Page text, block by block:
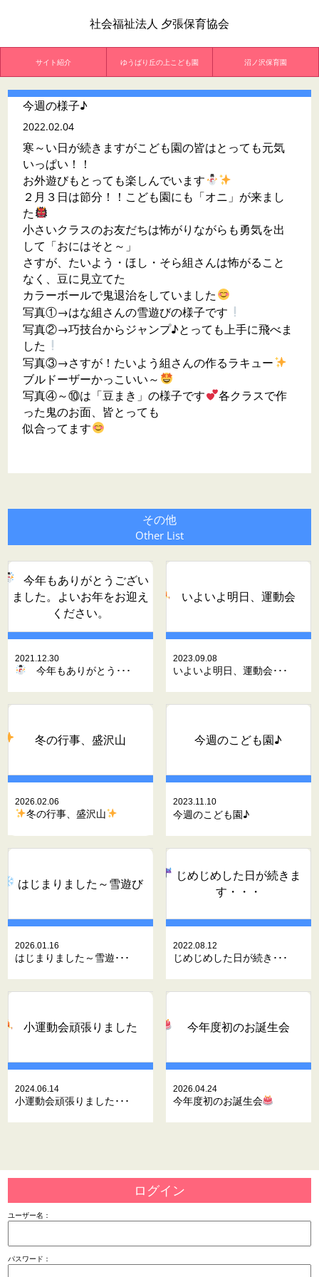
社会福祉法人 夕張保育協会
サイト紹介 ゆうばり丘の上こども園 沼ノ沢保育園
今週の様子♪
2022.02.04
寒～い日が続きますがこども園の皆はとっても元気
いっぱい！！
お外遊びもとっても楽しんでいます
２月３日は節分！！こども園にも「オニ」が来まし
た
小さいクラスのお友だちは怖がりながらも勇気を出
して「おにはそと～」
さすが、たいよう・ほし・そら組さんは怖がること
なく、豆に見立てた
カラーボールで鬼退治をしていました
写真①→はな組さんの雪遊びの様子です
写真②→巧技台からジャンプ♪とっても上手に飛べま
した
写真③→さすが！たいよう組さんの作るラキュー
ブルドーザーかっこいい～
写真④～⑩は「豆まき」の様子です
各クラスで作
った鬼のお面、皆とっても
似合ってます
その他
Other List
今年もありがとうござい
ました。よいお年をお迎え
ください。
2021.12.30
今年もありがとう･･･
いよいよ明日、運動会
2023.09.08
いよいよ明日、運動会･･･
冬の行事、盛沢山
2026.02.06
冬の行事、盛沢山
今週のこども園♪
2023.11.10
今週のこども園♪
はじまりました～雪遊び
2026.01.16
はじまりました～雪遊･･･
じめじめした日が続きま
す・・・
2022.08.12
じめじめした日が続き･･･
小運動会頑張りました
2024.06.14
小運動会頑張りました･･･
今年度初のお誕生会
2026.04.24
今年度初のお誕生会
ログイン
ユーザー名：
パスワード：